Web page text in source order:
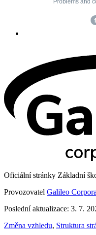
Oficiální stránky Základní
Provozovatel Galileo
Poslední aktualizace: 3. 7.
Změna vzhledu, Struktura